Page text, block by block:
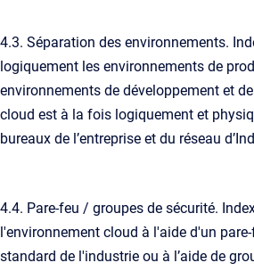
4.3. Séparation des environnements.
logiquement les environnements de
environnements de développement et
cloud est à la fois logiquement et
bureaux de l’entreprise et du réseau
4.4. Pare-feu / groupes de sécurité.
l'environnement cloud à l'aide d'un
standard de l'industrie ou à l’aide de